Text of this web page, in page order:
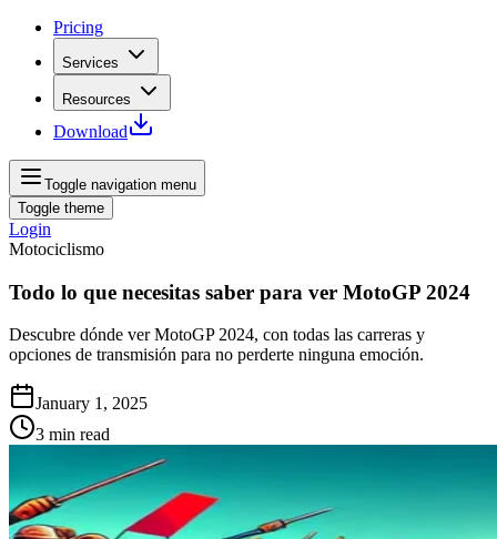
Pricing
Services
Resources
Download
Toggle navigation menu
Toggle theme
Login
Motociclismo
Todo lo que necesitas saber para ver MotoGP 2024
Descubre dónde ver MotoGP 2024, con todas las carreras y
opciones de transmisión para no perderte ninguna emoción.
January 1, 2025
3 min read